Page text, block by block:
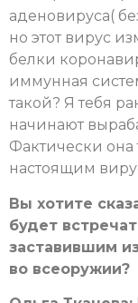
аденовируса(
но этот вирус
белки
иммунная
такой? Я тебя
начинают
Фактически она
настоящим
Вы хотите
будет
заставившим
во всеоружии?